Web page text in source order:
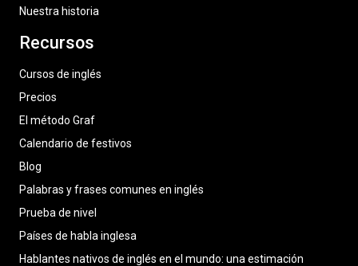
Nuestra historia
Recursos
Cursos de inglés
Precios
El método Graf
Calendario de festivos
Blog
Palabras y frases comunes en inglés
Prueba de nivel
Países de habla inglesa
Hablantes nativos de inglés en el mundo: una estimación